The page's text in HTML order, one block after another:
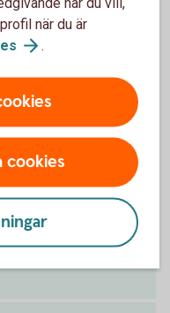
2025-10-03)
2
när du är
.
cookies